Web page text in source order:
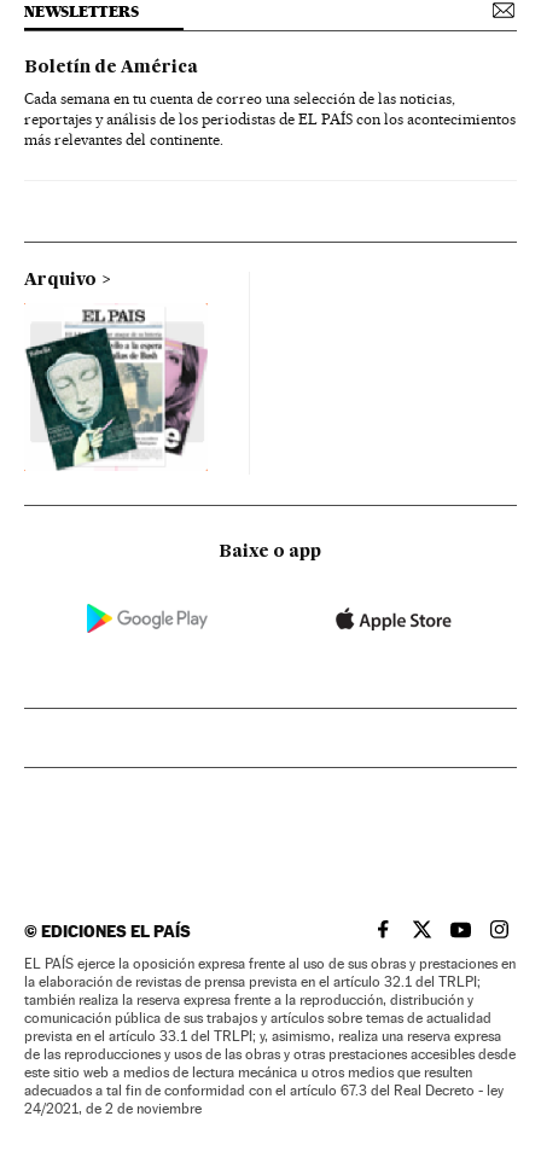
NEWSLETTERS
Boletín de América
Cada semana en tu cuenta de correo una selección de las noticias,
reportajes y análisis de los periodistas de EL PAÍS con los acontecimientos
más relevantes del continente.
Arquivo
Baixe o app
©EDICIONES EL PAÍS EL PAÍS BRASIL EN
EL PAÍSEL PAÍS
EL
EL PAÍS ejerce la oposición expresa frente al uso de sus obras y prestaciones en
la elaboración de revistas de prensa prevista en el artículo 32.1 del TRLPI;
también realiza la reserva expresa frente a la reproducción, distribución y
comunicación pública de sus trabajos y artículos sobre temas de actualidad
prevista en el artículo 33.1 del TRLPI; y, asimismo, realiza una reserva expresa
de las reproducciones y usos de las obras y otras prestaciones accesibles desde
este sitio web a medios de lectura mecánica u otros medios que resulten
adecuados a tal fin de conformidad con el artículo 67.3 del Real Decreto - ley
24/2021, de 2 de noviembre